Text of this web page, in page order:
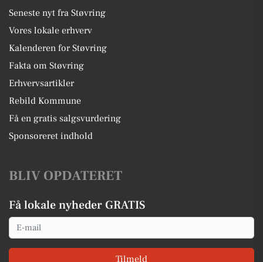
Seneste nyt fra Støvring
Vores lokale erhverv
Kalenderen for Støvring
Fakta om Støvring
Erhvervsartikler
Rebild Kommune
Få en gratis salgsvurdering
Sponsoreret indhold
BLIV OPDATERET
Få lokale nyheder GRATIS
Email
Tilmeld